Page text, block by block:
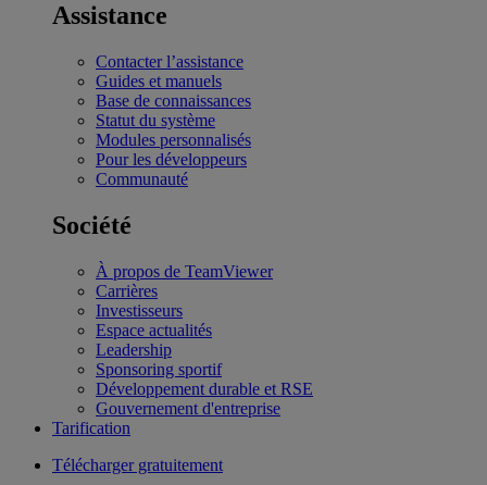
Assistance
Contacter l’assistance
Guides et manuels
Base de connaissances
Statut du système
Modules personnalisés
Pour les développeurs
Communauté
Société
À propos de TeamViewer
Carrières
Investisseurs
Espace actualités
Leadership
Sponsoring sportif
Développement durable et RSE
Gouvernement d'entreprise
Tarification
Télécharger gratuitement